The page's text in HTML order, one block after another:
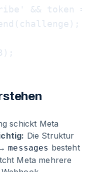
&& token
schickt Meta
Die Struktur
messages besteht
Meta mehrere